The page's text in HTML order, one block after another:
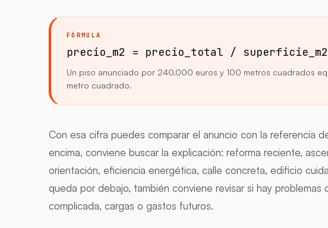
FÓRMULA
precio_m2 = precio_total / superficie_m2
Un piso anunciado por 240.000 euros y 100 metros cuadrados
metro cuadrado.
Con esa cifra puedes comparar el anuncio con la referencia
encima, conviene buscar la explicación: reforma reciente,
orientación, eficiencia energética, calle concreta, edificio
queda por debajo, también conviene revisar si hay problemas
complicada, cargas o gastos futuros.